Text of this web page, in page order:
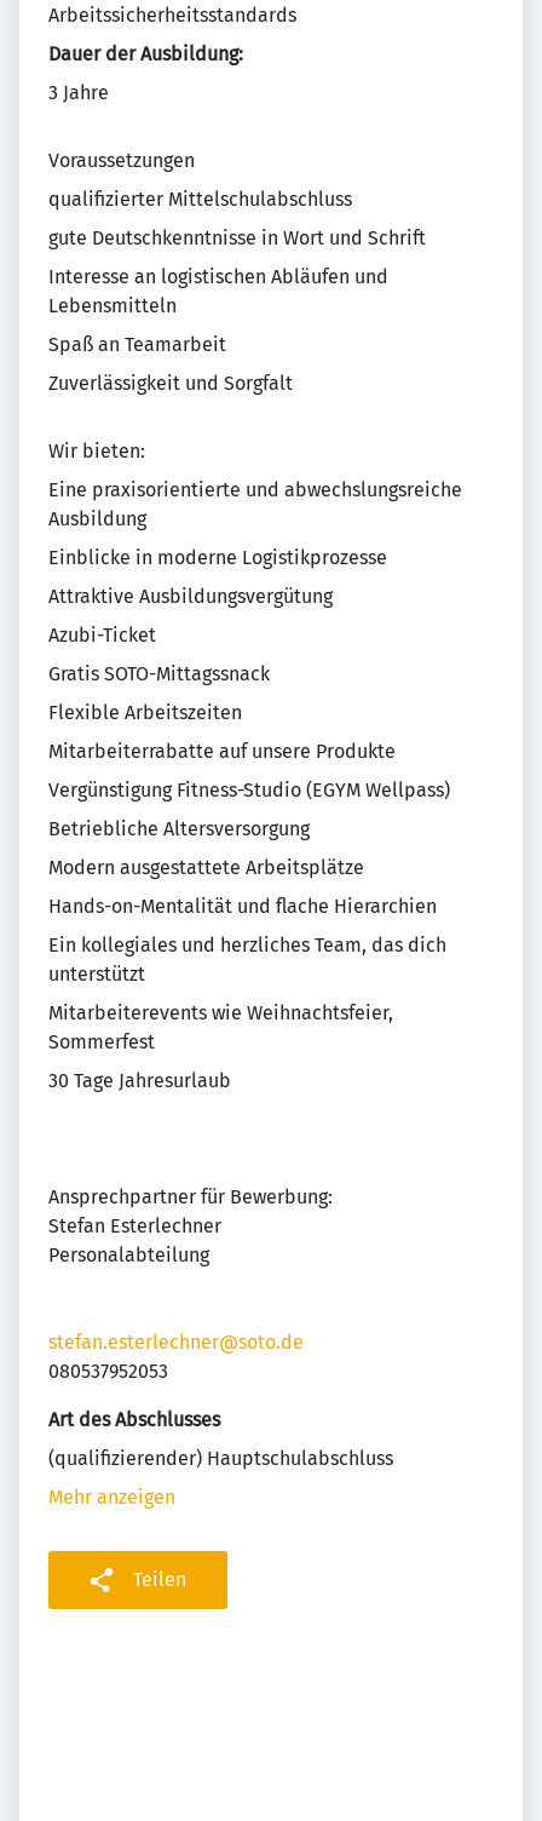
Arbeitssicherheitsstandards
Dauer der Ausbildung:
3 Jahre
Voraussetzungen
qualifizierter Mittelschulabschluss
gute Deutschkenntnisse in Wort und Schrift
Interesse an logistischen Abläufen und
Lebensmitteln
Spaß an Teamarbeit
Zuverlässigkeit und Sorgfalt
Wir bieten:
Eine praxisorientierte und abwechslungsreiche
Ausbildung
Einblicke in moderne Logistikprozesse
Attraktive Ausbildungsvergütung
Azubi-Ticket
Gratis SOTO-Mittagssnack
Flexible Arbeitszeiten
Mitarbeiterrabatte auf unsere Produkte
Vergünstigung Fitness-Studio (EGYM Wellpass)
Betriebliche Altersversorgung
Modern ausgestattete Arbeitsplätze
Hands-on-Mentalität und flache Hierarchien
Ein kollegiales und herzliches Team, das dich
unterstützt
Mitarbeiterevents wie Weihnachtsfeier,
Sommerfest
30 Tage Jahresurlaub
Ansprechpartner für Bewerbung:
Stefan Esterlechner
Personalabteilung
stefan.esterlechner@soto.de
080537952053
Art des Abschlusses
(qualifizierender) Hauptschulabschluss
Mehr anzeigen
Teilen